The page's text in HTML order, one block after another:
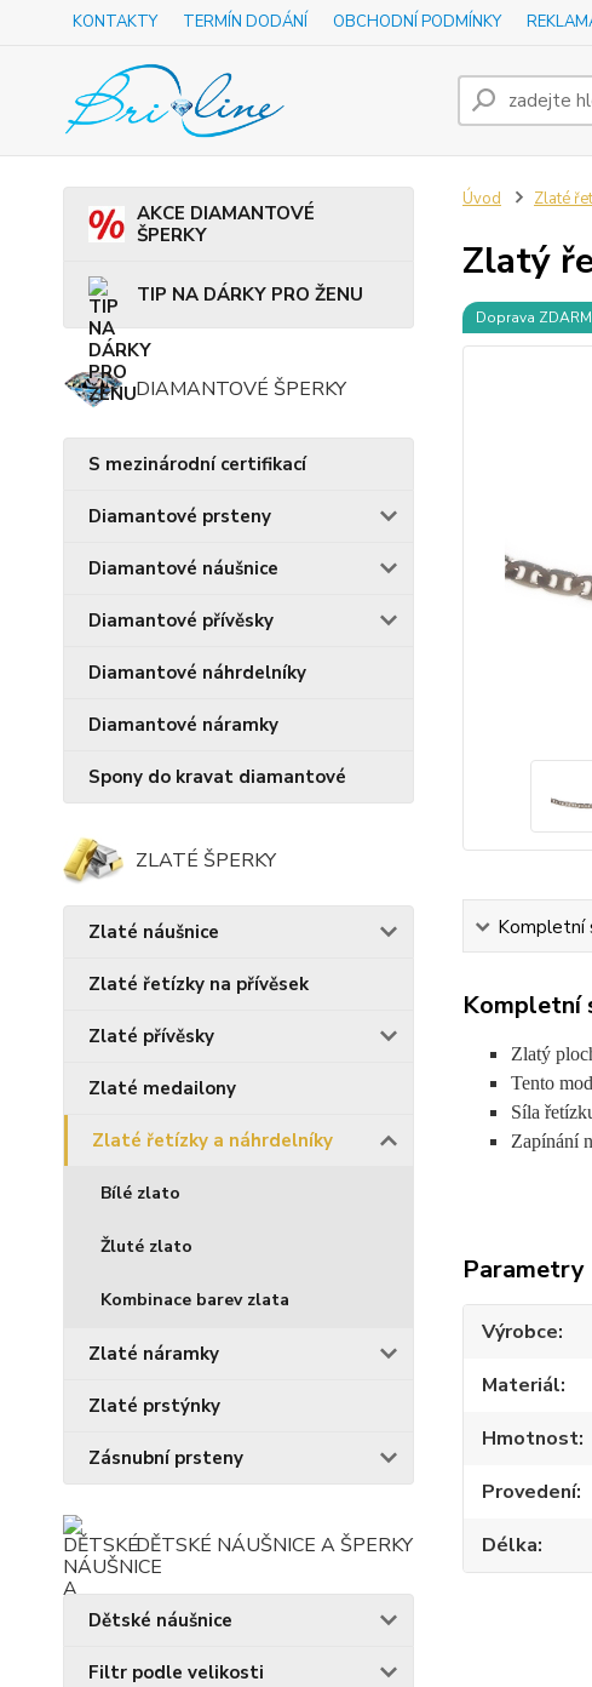
KONTAKTY TERMÍN DODÁNÍ OBCHODNÍ PODMÍNKY
AKCE DIAMANTOVÉ
ŠPERKY
TIP NA DÁRKY PRO ŽENU
DIAMANTOVÉ ŠPERKY
S mezinárodní certifikací
Diamantové prsteny
Diamantové náušnice
Diamantové přívěsky
Diamantové náhrdelníky
Diamantové náramky
Spony do kravat diamantové
ZLATÉ ŠPERKY
Zlaté náušnice
Zlaté řetízky na přívěsek
Zlaté přívěsky
Zlaté medailony
Zlaté řetízky a náhrdelníky
Bílé zlato
Žluté zlato
Kombinace barev zlata
Zlaté náramky
Zlaté prstýnky
Zásnubní prsteny
DĚTSKÉ NÁUŠNICE A ŠPERKY
Dětské náušnice
Filtr podle velikosti
Úvod Zlaté
Zlatý
Doprava
Kompletní
Kompletní
Zlatý
Tento
Síla
Zapínání
Parametry
Výrobce
Materiál
Hmotnost
Provedení
Délka